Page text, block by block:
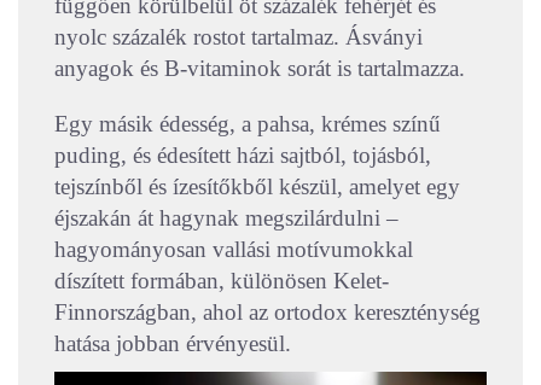
nyolc százalék rostot tartalmaz. Ásványi
anyagok és B-vitaminok sorát is tartalmazza.
Egy másik édesség, a pahsa, krémes színű
puding, és édesített házi sajtból, tojásból,
tejszínből és ízesítőkből készül, amelyet egy
éjszakán át hagynak megszilárdulni –
hagyományosan vallási motívumokkal
díszített formában, különösen Kelet-
Finnországban, ahol az ortodox kereszténység
hatása jobban érvényesül.